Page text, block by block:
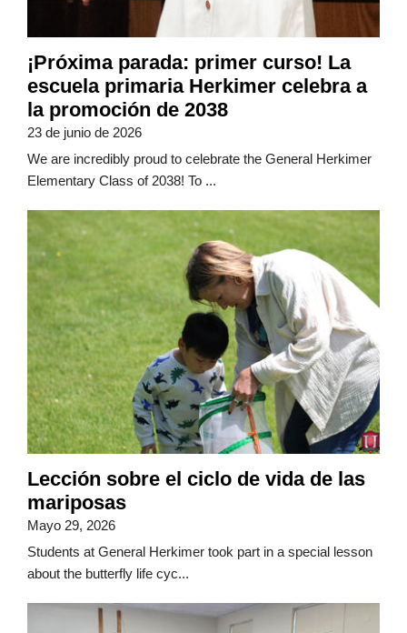
¡Próxima parada: primer curso! La
escuela primaria Herkimer celebra a
la promoción de 2038
23 de junio de 2026
We are incredibly proud to celebrate the General Herkimer
Elementary Class of 2038! To ...
Lección sobre el ciclo de vida de las
mariposas
Mayo 29, 2026
Students at General Herkimer took part in a special lesson
about the butterfly life cyc...